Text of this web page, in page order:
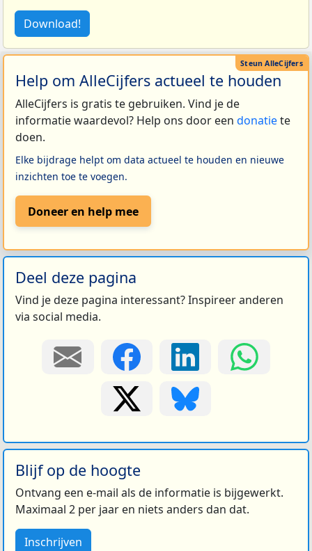
Download!
Help om AlleCijfers actueel te houden
AlleCijfers is gratis te gebruiken. Vind je de
informatie waardevol? Help ons door een donatiete
doen.
Elke bijdrage helpt om data actueel te houden en nieuwe
inzichten toe te voegen.
Doneer en help mee
Deel deze pagina
Vind je deze pagina interessant? Inspireer anderen
via social media.
Blijf op de hoogte
Ontvang een e-mail als de informatie is bijgewerkt.
Maximaal 2 per jaar en niets anders dan dat.
Inschrijven